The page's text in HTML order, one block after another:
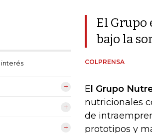
interés
El Grupo
bajo la
COLPRENSA
E l Grupo
nutricionales
de
prototipos y